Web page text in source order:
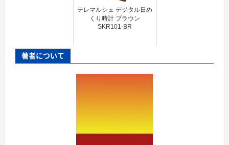
テレマルシェ デジタル日め
くり時計 ブラウン
SKR101-BR
著者について